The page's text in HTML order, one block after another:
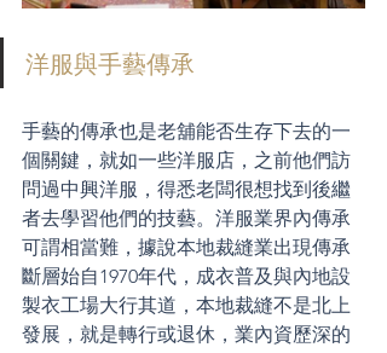
洋服與手藝傳承
手藝的傳承也是老舖能否生存下去的一
個關鍵，就如一些洋服店，之前他們訪
問過中興洋服，得悉老闆很想找到後繼
者去學習他們的技藝。洋服業界內傳承
可謂相當難，據說本地裁縫業出現傳承
斷層始自1970年代，成衣普及與內地設
製衣工場大行其道，本地裁縫不是北上
發展，就是轉行或退休，業內資歷深的